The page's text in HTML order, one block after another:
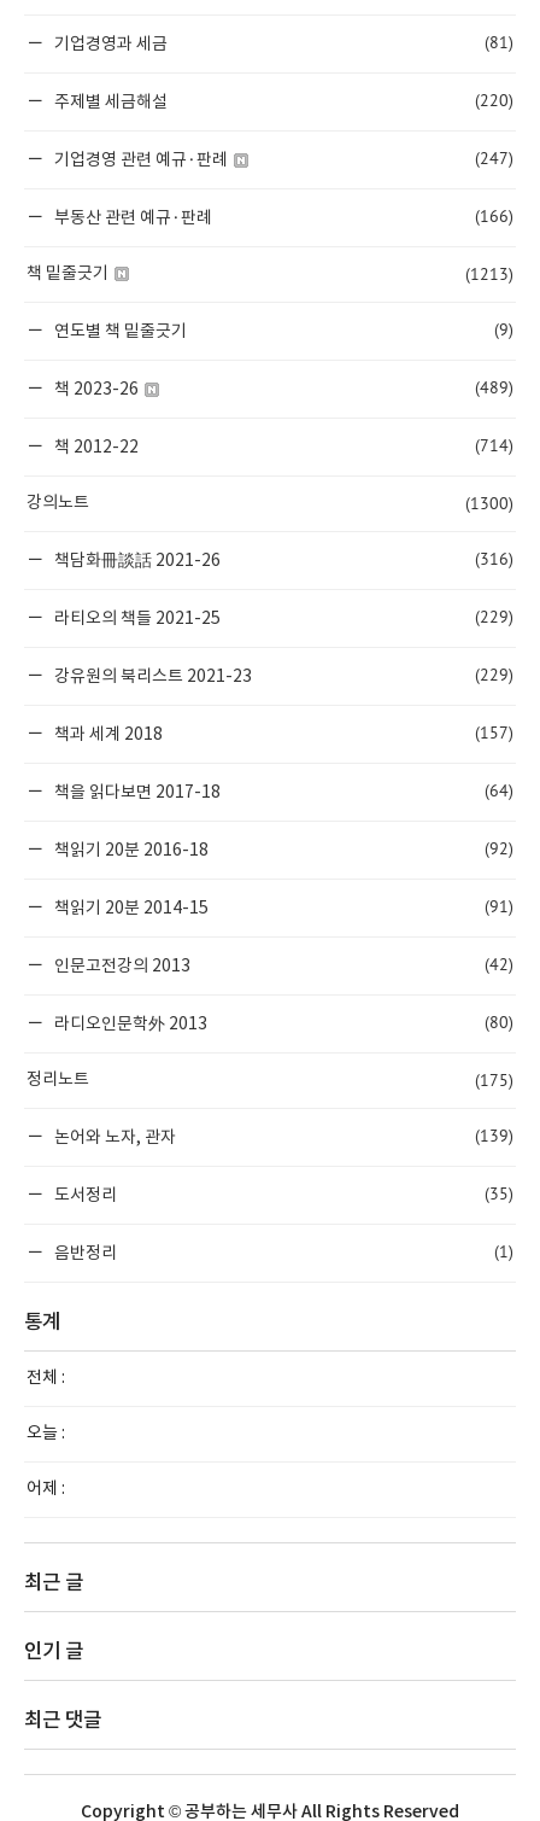
기업경영과 세금 (81)
주제별 세금해설 (220)
기업경영 관련 예규·판례 (247)
부동산 관련 예규·판례 (166)
책 밑줄긋기 (1213)
연도별 책 밑줄긋기 (9)
책 2023-26 (489)
책 2012-22 (714)
강의노트 (1300)
책담화冊談話 2021-26 (316)
라티오의 책들 2021-25 (229)
강유원의 북리스트 2021-23 (229)
책과 세계 2018 (157)
책을 읽다보면 2017-18 (64)
책읽기 20분 2016-18 (92)
책읽기 20분 2014-15 (91)
인문고전강의 2013 (42)
라디오인문학外 2013 (80)
정리노트 (175)
논어와 노자, 관자 (139)
도서정리 (35)
음반정리 (1)
통계
전체 :
오늘 :
어제 :
최근 글
인기 글
최근 댓글
Copyright © 공부하는 세무사 All Rights Reserved